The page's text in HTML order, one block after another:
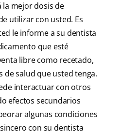
mejor dosis de
utilizar con usted. Es
le informe a su dentista
que esté
libre como recetado,
de salud que usted tenga.
interactuar con otros
efectos secundarios
algunas condiciones
con su dentista